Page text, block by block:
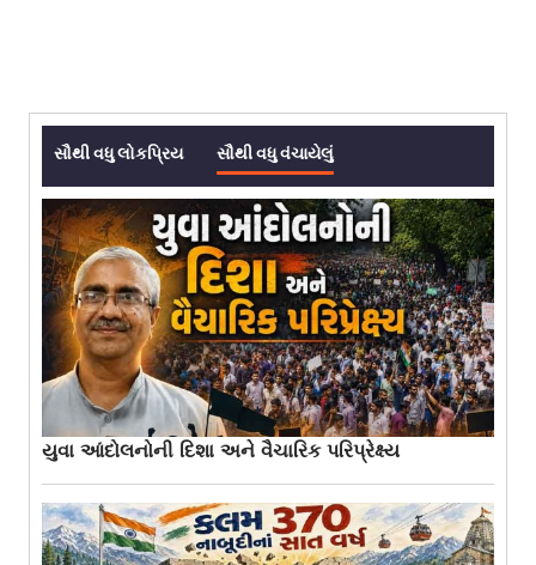
સૌથી વધુ લોકપ્રિય સૌથી વધુ વંચાયેલું
યુવા આંદોલનોની દિશા અને વૈચારિક પરિપ્રેક્ષ્ય